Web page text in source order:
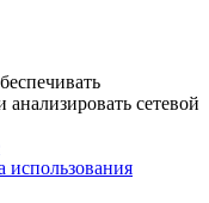
сетевой
использования